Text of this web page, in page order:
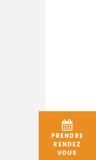
PRENDRE
RENDEZ
VOUS